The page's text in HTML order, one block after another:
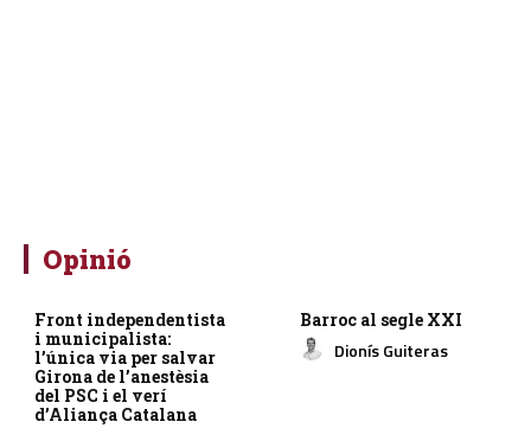
Opinió
Front independentista
i municipalista:
l’única via per salvar
Girona de l’anestèsia
del PSC i el verí
d’Aliança Catalana
Barroc al segle XXI
Dionís Guiteras